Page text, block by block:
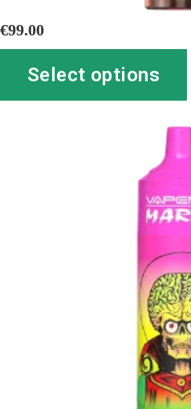
€99.00
Select options